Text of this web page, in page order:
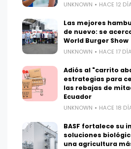
UNKNOWN HACE 12
Las mejores
de nuevo: se
World Burger Show
UNKNOWN HACE 17
Adiós al "carrito
estrategias para
las rebajas de
Ecuador
UNKNOWN HACE 18
BASF fortalece su
soluciones
una agricultura